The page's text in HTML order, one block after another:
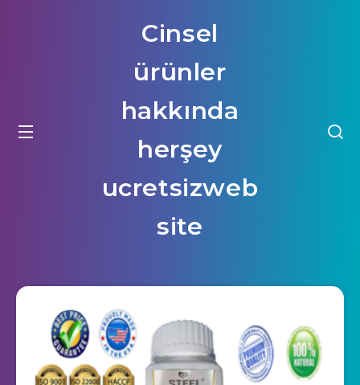
Cinsel
ürünler
hakkında
herşey
ucretsizweb
site